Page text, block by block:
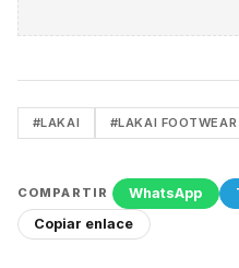
#LAKAI #LAKAI FOOTWEAR
COMPARTIR WhatsApp
Copiar enlace